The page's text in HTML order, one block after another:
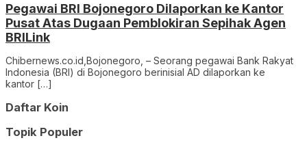
Pegawai BRI Bojonegoro Dilaporkan ke Kantor
Pusat Atas Dugaan Pemblokiran Sepihak Agen
BRILink
Chibernews.co.id,Bojonegoro, – Seorang pegawai Bank Rakyat
Indonesia (BRI) di Bojonegoro berinisial AD dilaporkan ke
kantor […]
Daftar Koin
Topik Populer